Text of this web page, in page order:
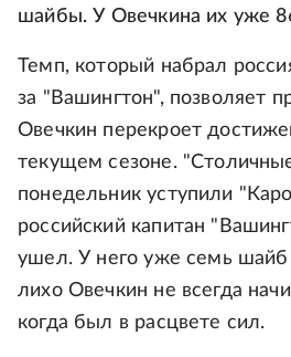
шайбы. У Овечкина их уже
Темп, который набрал
за "Вашингтон", позволяет
Овечкин перекроет
текущем сезоне.
понедельник уступили
российский капитан
ушел. У него уже семь шайб
лихо Овечкин не всегда
когда был в расцвете сил.